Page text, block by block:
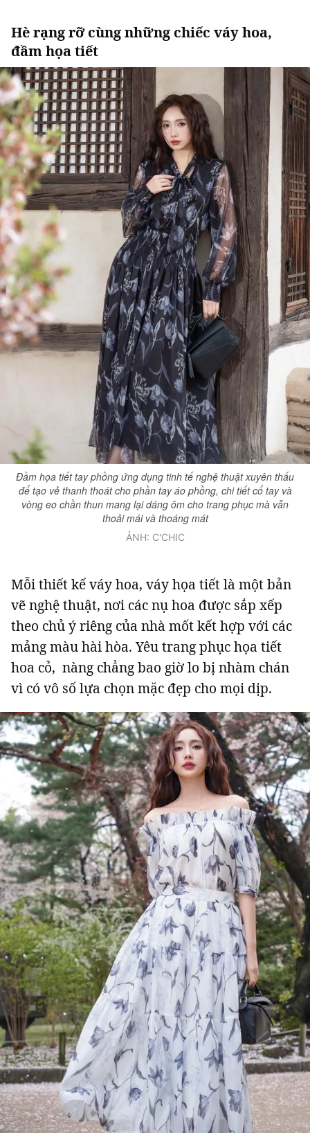
Hè rạng rỡ cùng những chiếc váy hoa,
đầm họa tiết
Đầm họa tiết tay phồng ứng dụng tinh tế nghệ thuật xuyên thấu
để tạo vẻ thanh thoát cho phần tay áo phồng, chi tiết cổ tay và
vòng eo chần thun mang lại dáng ôm cho trang phục mà vẫn
thoải mái và thoáng mát
ẢNH: C'CHIC
Mỗi thiết kế váy hoa, váy họa tiết là một bản
vẽ nghệ thuật, nơi các nụ hoa được sắp xếp
theo chủ ý riêng của nhà mốt kết hợp với các
mảng màu hài hòa. Yêu trang phục họa tiết
hoa cỏ, nàng chẳng bao giờ lo bị nhàm chán
vì có vô số lựa chọn mặc đẹp cho mọi dịp.